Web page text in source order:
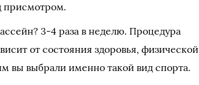
присмотром.
3-4 раза в неделю. Процедура
от состояния здоровья, физической
вы выбрали именно такой вид спорта.